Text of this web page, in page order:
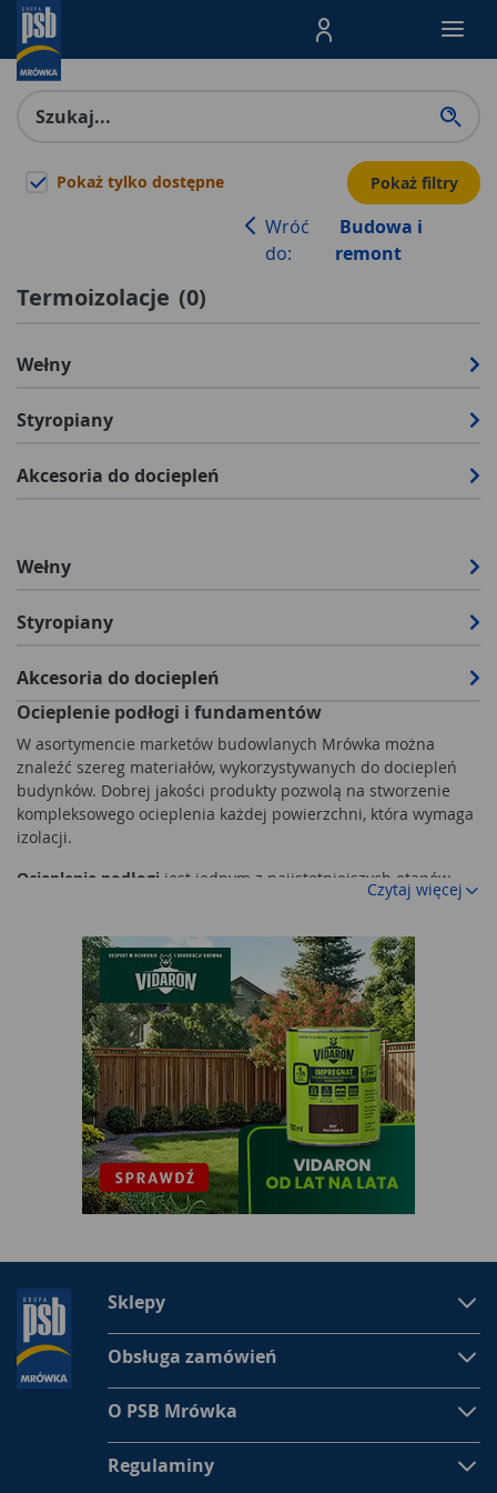
Menu Produktów,
Pokaż tylko dostępne Pokaż filtry
Wróć
do:
Budowa i
remont
Termoizolacje (0)
Wełny
Styropiany
Akcesoria do dociepleń
Wełny
Styropiany
Akcesoria do dociepleń
Ocieplenie podłogi i fundamentów
W asortymencie marketów budowlanych Mrówka można
znaleźć szereg materiałów, wykorzystywanych do dociepleń
budynków. Dobrej jakości produkty pozwolą na stworzenie
kompleksowego ocieplenia każdej powierzchni, która wymaga
izolacji.
Ocieplenie podłogi jest jednym z najistotniejszych etapów
wykańczania budynku. Przez powierzchnię podłogi ucieka tyle
budynku. Do ocieplenia warto wybraćstyropian o zwiększonej
wytrzymałości na ściskanie. Dzięki temu podłoga wewnątrz
budynku będzie stabilna, a powierzchnia wylewki nie będzie
ocieplanie fundamentóww budynkach mieszkalnych i
przemysłowych przeprowadza się z zewnątrz obiektu.
Konstrukcje fundamentów i ściany położone pod
powierzchnią ziemi szczególnie narażone są na szkodliwe
działanie wilgoci. Warstwę izolacji termicznej stanowi
najczęściej styropian EPS, który cechuje się zmniejszoną
nasiąkliwością. W naszej ofercie można znaleźć tego typu
Ocieplanie poddasza materiałami ze sklepów
Mrówka
Podczas ocieplania poddaszywarto sięgnąć po izolację, która
nie będzie stanowiła dużego obciążenia dla konstrukcji
dachu. W tym celu najczęściej stosowana jest wełna
mineralna. Jej struktura wykonana jest z włókien
cięższa, a blaty mają dużą sztywność.
Czytaj więcej
Sklepy
Obsługa zamówień
O PSB Mrówka
Regulaminy